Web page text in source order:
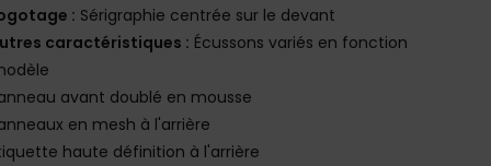
: Sérigraphie centrée sur le devant
caractéristiques : Écussons variés en fonction
avant doublé en mousse
en mesh à l'arrière
haute définition à l'arrière